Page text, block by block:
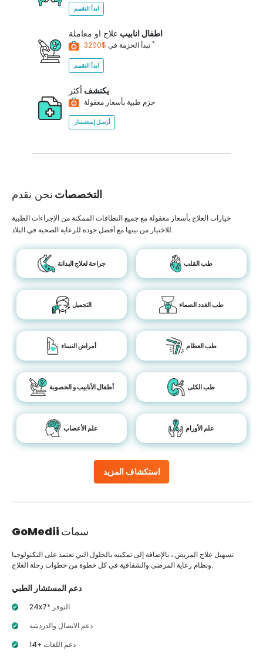
ابدأ التقييم
اطفال انابيب علاج او معاملة
تبدأ الحزمة في *
ابدأ التقييم
يكتشف أكثر
حزم طبية بأسعار معقولة
أرسل إستفسار
التخصصات نحن نقدم
استكشاف المزيد
خيارات العلاج بأسعار معقولة مع جميع النطاقات الممكنة من الإجراءات الطبية
للاختيار من بينها مع أفضل جودة للرعاية الصحية في البلاد.
جراحة لعلاج البدانة طب القلب
التجميل طب الغدد الصماء
أمراض النساء طب العظام
أطفال الأنابيب و الخصوبة طب الكلى
علم الأعصاب علم الأورام
GoMedii سمات
تسهيل علاج المريض ، بالإضافة إلى تمكينه بالحلول التي تعتمد على التكنولوجيا
ونظام رعاية المرضى والشفافية في كل خطوة من خطوات رحلة العلاج.
دعم المستشار الطبي
24x7* التوفر
دعم الاتصال والدردشة
14+ دعم اللغات